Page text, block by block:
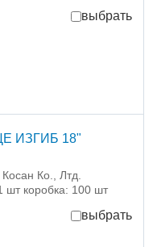
выбрать
ИЗГИБ 18"
Ко., Лтд.
шт коробка: 100 шт
выбрать